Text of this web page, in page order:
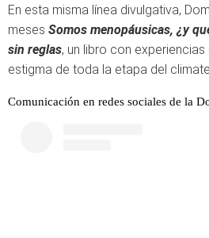
En esta misma línea divulgativa,
meses Somos menopáusicas, ¿y
sin reglas, un libro con
estigma de toda la etapa del
Comunicación en redes sociales de la